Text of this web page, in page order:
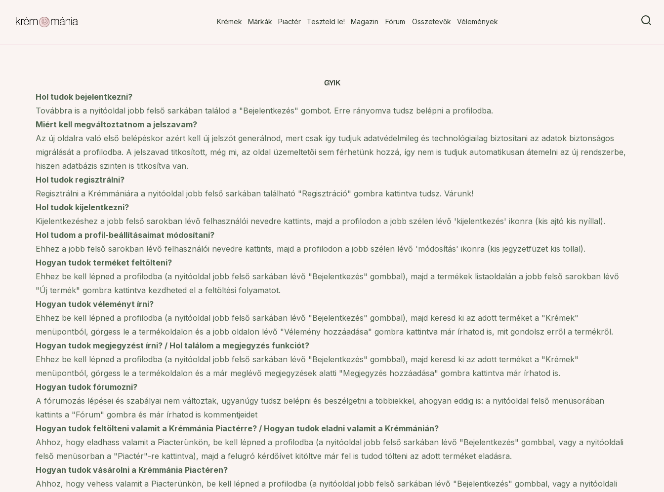
Krémek Márkák Piactér Teszteld le! Magazin Fórum Összetevők Vélemények
GYIK
Hol tudok bejelentkezni?
Továbbra is a nyitóoldal jobb felső sarkában találod a "Bejelentkezés" gombot. Erre rányomva tudsz belépni a profilodba.
Miért kell megváltoztatnom a jelszavam?
Az új oldalra való első belépéskor azért kell új jelszót generálnod, mert csak így tudjuk adatvédelmileg és technológiailag biztosítani az adatok biztonságos
migrálását a profilodba. A jelszavad titkosított, még mi, az oldal üzemeltetői sem férhetünk hozzá, így nem is tudjuk automatikusan átemelni az új rendszerbe,
hiszen adatbázis szinten is titkosítva van.
Hol tudok regisztrálni?
Regisztrálni a Krémmániára a nyitóoldal jobb felső sarkában található "Regisztráció" gombra kattintva tudsz. Várunk!
Hol tudok kijelentkezni?
Kijelentkezéshez a jobb felső sarokban lévő felhasználói nevedre kattints, majd a profilodon a jobb szélen lévő 'kijelentkezés' ikonra (kis ajtó kis nyíllal).
Hol tudom a profil-beállításaimat módosítani?
Ehhez a jobb felső sarokban lévő felhasználói nevedre kattints, majd a profilodon a jobb szélen lévő 'módosítás' ikonra (kis jegyzetfüzet kis tollal).
Hogyan tudok terméket feltölteni?
Ehhez be kell lépned a profilodba (a nyitóoldal jobb felső sarkában lévő "Bejelentkezés" gombbal), majd a termékek listaoldalán a jobb felső sarokban lévő
"Új termék" gombra kattintva kezdheted el a feltöltési folyamatot.
Hogyan tudok véleményt írni?
Ehhez be kell lépned a profilodba (a nyitóoldal jobb felső sarkában lévő "Bejelentkezés" gombbal), majd keresd ki az adott terméket a "Krémek"
menüpontból, görgess le a termékoldalon és a jobb oldalon lévő "Vélemény hozzáadása" gombra kattintva már írhatod is, mit gondolsz erről a termékről.
Hogyan tudok megjegyzést írni? / Hol találom a megjegyzés funkciót?
Ehhez be kell lépned a profilodba (a nyitóoldal jobb felső sarkában lévő "Bejelentkezés" gombbal), majd keresd ki az adott terméket a "Krémek"
menüpontból, görgess le a termékoldalon és a már meglévő megjegyzések alatti "Megjegyzés hozzáadása" gombra kattintva már írhatod is.
Hogyan tudok fórumozni?
A fórumozás lépései és szabályai nem változtak, ugyanúgy tudsz belépni és beszélgetni a többiekkel, ahogyan eddig is: a nyitóoldal felső menüsorában
kattints a "Fórum" gombra és már írhatod is kommentjeidet
Hogyan tudok feltölteni valamit a Krémmánia Piactérre? / Hogyan tudok eladni valamit a Krémmánián?
Ahhoz, hogy eladhass valamit a Piacterünkön, be kell lépned a profilodba (a nyitóoldal jobb felső sarkában lévő "Bejelentkezés" gombbal, vagy a nyitóoldali
felső menüsorban a "Piactér"-re kattintva), majd a felugró kérdőívet kitöltve már fel is tudod tölteni az adott terméket eladásra.
Hogyan tudok vásárolni a Krémmánia Piactéren?
Ahhoz, hogy vehess valamit a Piacterünkön, be kell lépned a profilodba (a nyitóoldal jobb felső sarkában lévő "Bejelentkezés" gombbal, vagy a nyitóoldali